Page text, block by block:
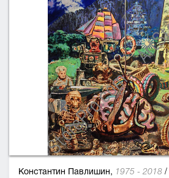
Константин Павлишин, 1975 - 2018 /